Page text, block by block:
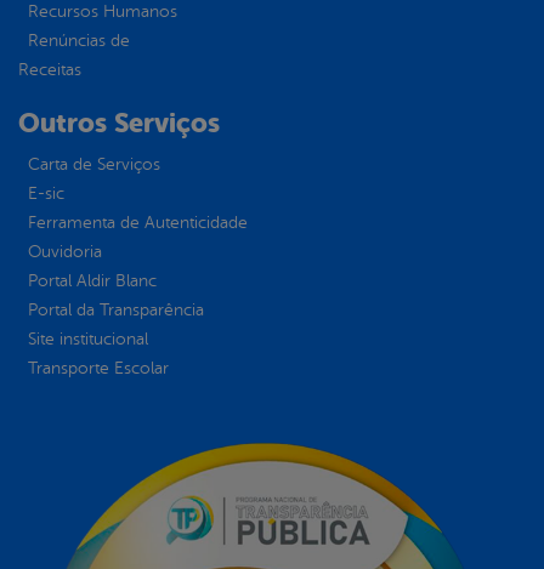
Recursos Humanos
Renúncias de
Receitas
Outros Serviços
Carta de Serviços
E-sic
Ferramenta de Autenticidade
Ouvidoria
Portal Aldir Blanc
Portal da Transparência
Site institucional
Transporte Escolar